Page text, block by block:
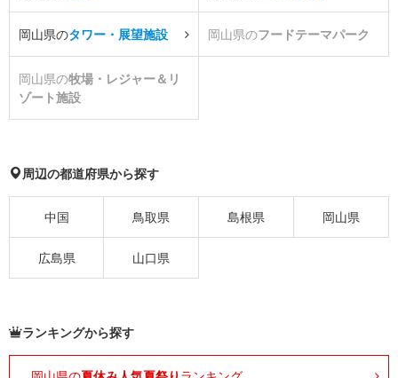
岡山県のタワー・展望施設 岡山県のフードテーマパーク
岡山県の牧場・レジャー＆リ
ゾート施設
周辺の都道府県から探す
中国 鳥取県 島根県 岡山県
広島県 山口県
ランキングから探す